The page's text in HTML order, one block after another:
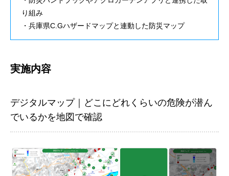
り組み
・兵庫県C.Gハザードマップと連動した防災マップ
実施内容
デジタルマップ｜どこにどれくらいの危険が潜ん
でいるかを地図で確認